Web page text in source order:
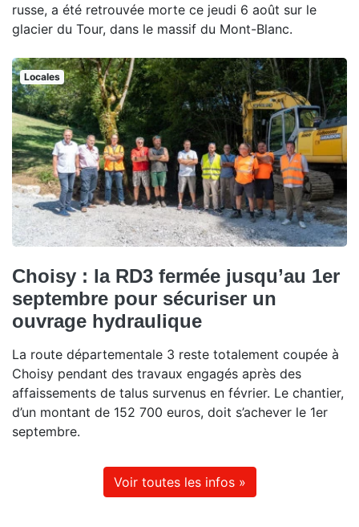
russe, a été retrouvée morte ce jeudi 6 août sur le
glacier du Tour, dans le massif du Mont-Blanc.
Locales
Choisy : la RD3 fermée jusqu’au 1er
septembre pour sécuriser un
ouvrage hydraulique
La route départementale 3 reste totalement coupée à
Choisy pendant des travaux engagés après des
affaissements de talus survenus en février. Le chantier,
d’un montant de 152 700 euros, doit s’achever le 1er
septembre.
Voir toutes les infos »